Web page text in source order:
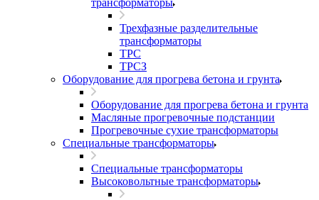
трансформаторы
Трехфазные разделительные
трансформаторы
ТРС
ТРСЗ
Оборудование для прогрева бетона и грунта
Оборудование для прогрева бетона и грунта
Масляные прогревочные подстанции
Прогревочные сухие трансформаторы
Специальные трансформаторы
Специальные трансформаторы
Высоковольтные трансформаторы